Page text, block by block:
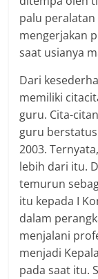
palu
mengerjakan
saat usianya
Dari
memiliki
guru. Cita-
guru
2003.
lebih dari itu.
temurun
itu kepada I
dalam
menjalani
menjadi
pada saat itu.